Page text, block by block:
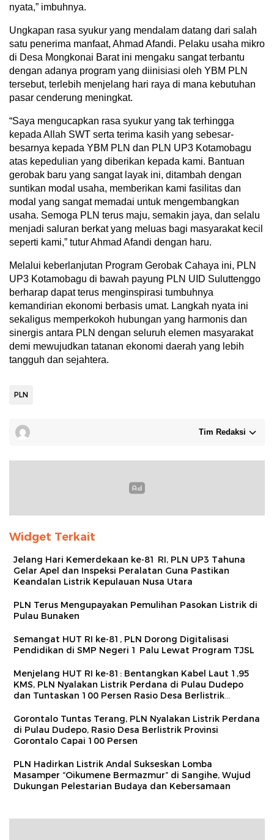
nyata,” imbuhnya.
Ungkapan rasa syukur yang mendalam datang dari salah
satu penerima manfaat, Ahmad Afandi. Pelaku usaha mikro
di Desa Mongkonai Barat ini mengaku sangat terbantu
dengan adanya program yang diinisiasi oleh YBM PLN
tersebut, terlebih menjelang hari raya di mana kebutuhan
pasar cenderung meningkat.
“Saya mengucapkan rasa syukur yang tak terhingga
kepada Allah SWT serta terima kasih yang sebesar-
besarnya kepada YBM PLN dan PLN UP3 Kotamobagu
atas kepedulian yang diberikan kepada kami. Bantuan
gerobak baru yang sangat layak ini, ditambah dengan
suntikan modal usaha, memberikan kami fasilitas dan
modal yang sangat memadai untuk mengembangkan
usaha. Semoga PLN terus maju, semakin jaya, dan selalu
menjadi saluran berkat yang meluas bagi masyarakat kecil
seperti kami,” tutur Ahmad Afandi dengan haru.
Melalui keberlanjutan Program Gerobak Cahaya ini, PLN
UP3 Kotamobagu di bawah payung PLN UID Suluttenggo
berharap dapat terus menginspirasi tumbuhnya
kemandirian ekonomi berbasis umat. Langkah nyata ini
sekaligus memperkokoh hubungan yang harmonis dan
sinergis antara PLN dengan seluruh elemen masyarakat
demi mewujudkan tatanan ekonomi daerah yang lebih
tangguh dan sejahtera.
PLN
Tim Redaksi
Widget Terkait
Jelang Hari Kemerdekaan ke-81 RI, PLN UP3 Tahuna
Gelar Apel dan Inspeksi Peralatan Guna Pastikan
Keandalan Listrik Kepulauan Nusa Utara
PLN Terus Mengupayakan Pemulihan Pasokan Listrik di
Pulau Bunaken
Semangat HUT RI ke-81, PLN Dorong Digitalisasi
Pendidikan di SMP Negeri 1 Palu Lewat Program TJSL
Menjelang HUT RI ke-81: Bentangkan Kabel Laut 1,95
KMS, PLN Nyalakan Listrik Perdana di Pulau Dudepo
dan Tuntaskan 100 Persen Rasio Desa Berlistrik
Gorontalo Tuntas Terang, PLN Nyalakan Listrik Perdana
di Pulau Dudepo, Rasio Desa Berlistrik Provinsi
Gorontalo Capai 100 Persen
PLN Hadirkan Listrik Andal Sukseskan Lomba
Masamper “Oikumene Bermazmur” di Sangihe, Wujud
Dukungan Pelestarian Budaya dan Kebersamaan